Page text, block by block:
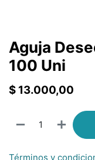
Aguja
100 Uni
$ 13.000,00
Términos y